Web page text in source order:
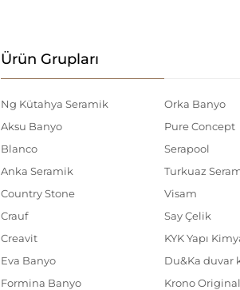
Ürün Grupları
Ng Kütahya Seramik
Aksu Banyo
Blanco
Anka Seramik
Country Stone
Crauf
Creavit
Eva Banyo
Formina Banyo
Orka Banyo
Pure Concept
Serapool
Turkuaz
Visam
Say Çelik
KYK Yapı
Du&Ka duvar
Krono Original